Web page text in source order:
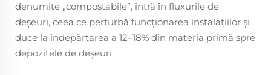
denumite „compostabile”, intră în fluxurile de
deșeuri, ceea ce perturbă funcționarea instalațiilor și
duce la îndepărtarea a 12–18% din materia primă spre
depozitele de deșeuri.